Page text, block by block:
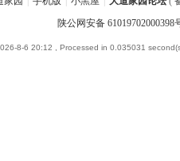
陕公网安备 61019702000398
8-6 20:12 , Processed in 0.035031